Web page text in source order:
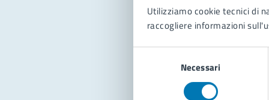
Utilizziamo cookie tecnici di
raccogliere informazioni
Necessari